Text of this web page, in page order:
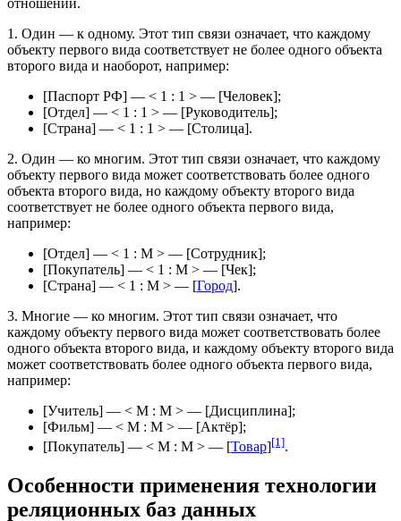
отношений.
1. Один — к одному. Этот тип связи означает, что каждому
объекту первого вида соответствует не более одного объекта
второго вида и наоборот, например:
[Паспорт РФ] — < 1 : 1 > — [Человек];
[Отдел] — < 1 : 1 > — [Руководитель];
[Страна] — < 1 : 1 > — [Столица].
2. Один — ко многим. Этот тип связи означает, что каждому
объекту первого вида может соответствовать более одного
объекта второго вида, но каждому объекту второго вида
соответствует не более одного объекта первого вида,
например:
[Отдел] — < 1 : М > — [Сотрудник];
[Покупатель] — < 1 : М > — [Чек];
[Страна] — < 1 : М > — [Город].
3. Многие — ко многим. Этот тип связи означает, что
каждому объекту первого вида может соответствовать более
одного объекта второго вида, и каждому объекту второго вида
может соответствовать более одного объекта первого вида,
например:
[Учитель] — < М : М > — [Дисциплина];
[Фильм] — < М : М > — [Актёр];
[Покупатель] — < М : М > — [Товар] [1].
Особенности применения технологии
реляционных баз данных